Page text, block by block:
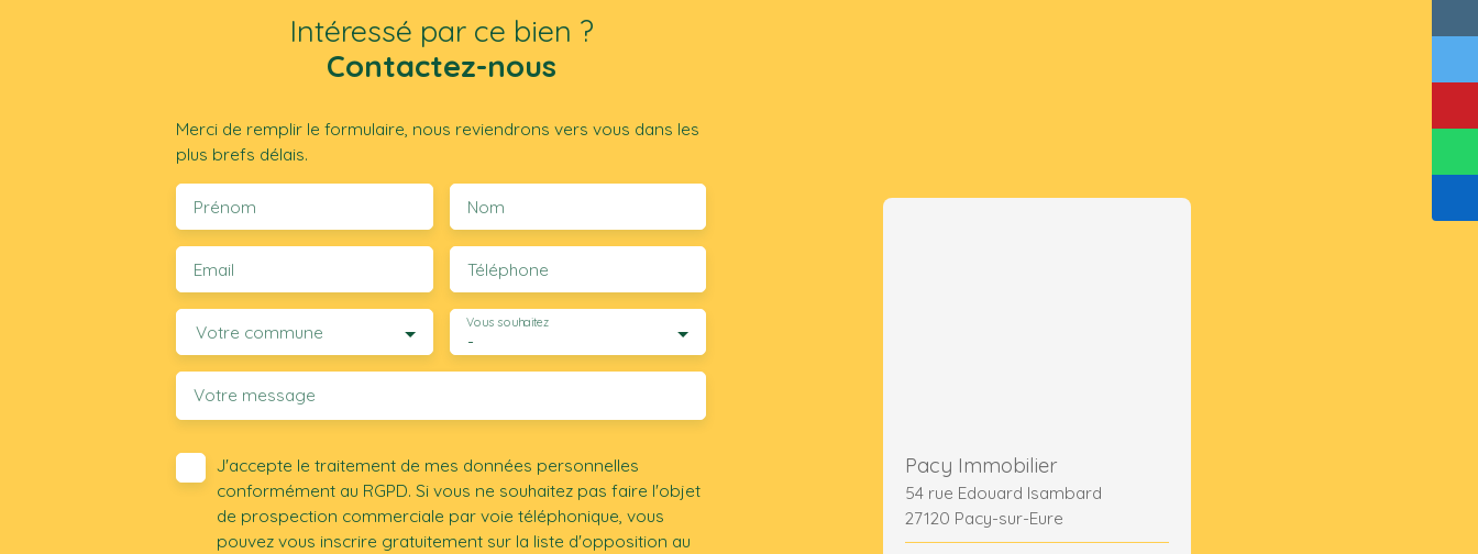
Intéressé par ce bien ?
Contactez-nous
Merci de remplir le formulaire, nous reviendrons vers vous dans les
plus brefs délais.
Prénom Nom
Email Téléphone
Votre commune -
Vous souhaitez
Votre message
J'accepte le traitement de mes données personnelles
conformément au RGPD. Si vous ne souhaitez pas faire l'objet
de prospection commerciale par voie téléphonique, vous
pouvez vous inscrire gratuitement sur la liste d'opposition au
Pacy Immobilier
54 rue Edouard Isambard
27120 Pacy-sur-Eure